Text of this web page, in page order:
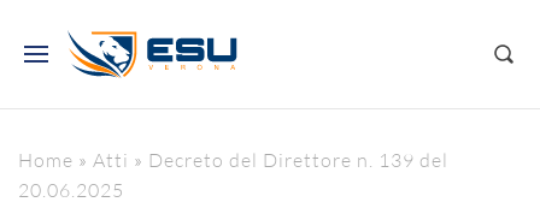
Home » Atti » Decreto del Direttore n. 139 del
20.06.2025